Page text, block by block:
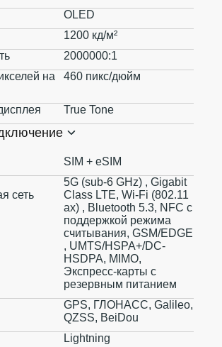
OLED
1200 кд/м²
2000000:1
на
460 пикс/дюйм
True Tone
SIM + eSIM
сеть
5G (sub‑6 GHz) , Gigabit
Class LTE, Wi-Fi (802.11​
ax) , Bluetooth 5.3, NFC с
поддержкой режима
считывания, GSM/EDGE
, UMTS/​HSPA+/​DC-
HSDPA, MIMO,
Экспресс‑карты с
резервным питанием
GPS, ГЛОНАСС, Galileo,
QZSS, BeiDou
Lightning